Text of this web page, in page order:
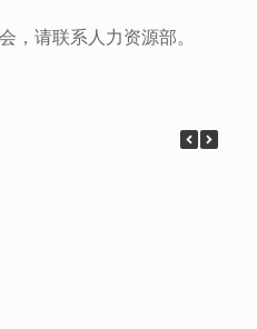
，请联系人力资源部。